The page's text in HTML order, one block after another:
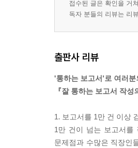
접수된 글은 확인을 거
독자 분들의 리뷰는 리
출판사 리뷰
'통하는 보고서'로 여러
『잘 통하는 보고서 작
1. 보고서를 1만 건 이상
1만 건이 넘는 보고서를
문제점과 수많은 직장인